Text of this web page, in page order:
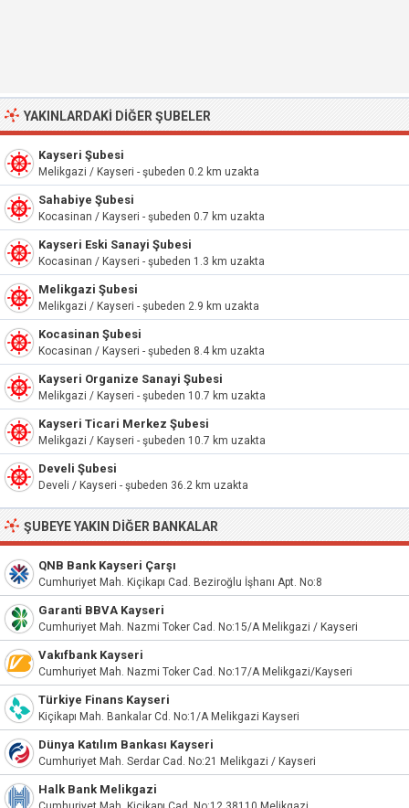
YAKINLARDAKI DIĞER ŞUBELER
Kayseri Şubesi
Melikgazi / Kayseri - şubeden 0.2 km uzakta
Sahabiye Şubesi
Kocasinan / Kayseri - şubeden 0.7 km uzakta
Kayseri Eski Sanayi Şubesi
Kocasinan / Kayseri - şubeden 1.3 km uzakta
Melikgazi Şubesi
Melikgazi / Kayseri - şubeden 2.9 km uzakta
Kocasinan Şubesi
Kocasinan / Kayseri - şubeden 8.4 km uzakta
Kayseri Organize Sanayi Şubesi
Melikgazi / Kayseri - şubeden 10.7 km uzakta
Kayseri Ticari Merkez Şubesi
Melikgazi / Kayseri - şubeden 10.7 km uzakta
Develi Şubesi
Develi / Kayseri - şubeden 36.2 km uzakta
ŞUBEYE YAKIN DIĞER BANKALAR
QNB Bank Kayseri Çarşı
Cumhuriyet Mah. Kiçikapı Cad. Beziroğlu İşhanı Apt. No:8
Garanti BBVA Kayseri
Cumhuriyet Mah. Nazmi Toker Cad. No:15/A Melikgazi / Kayseri
Vakıfbank Kayseri
Cumhuriyet Mah. Nazmi Toker Cad. No:17/A Melikgazi/Kayseri
Türkiye Finans Kayseri
Kiçikapı Mah. Bankalar Cd. No:1/A Melikgazi Kayseri
Dünya Katılım Bankası Kayseri
Cumhuriyet Mah. Serdar Cad. No:21 Melikgazi / Kayseri
Halk Bank Melikgazi